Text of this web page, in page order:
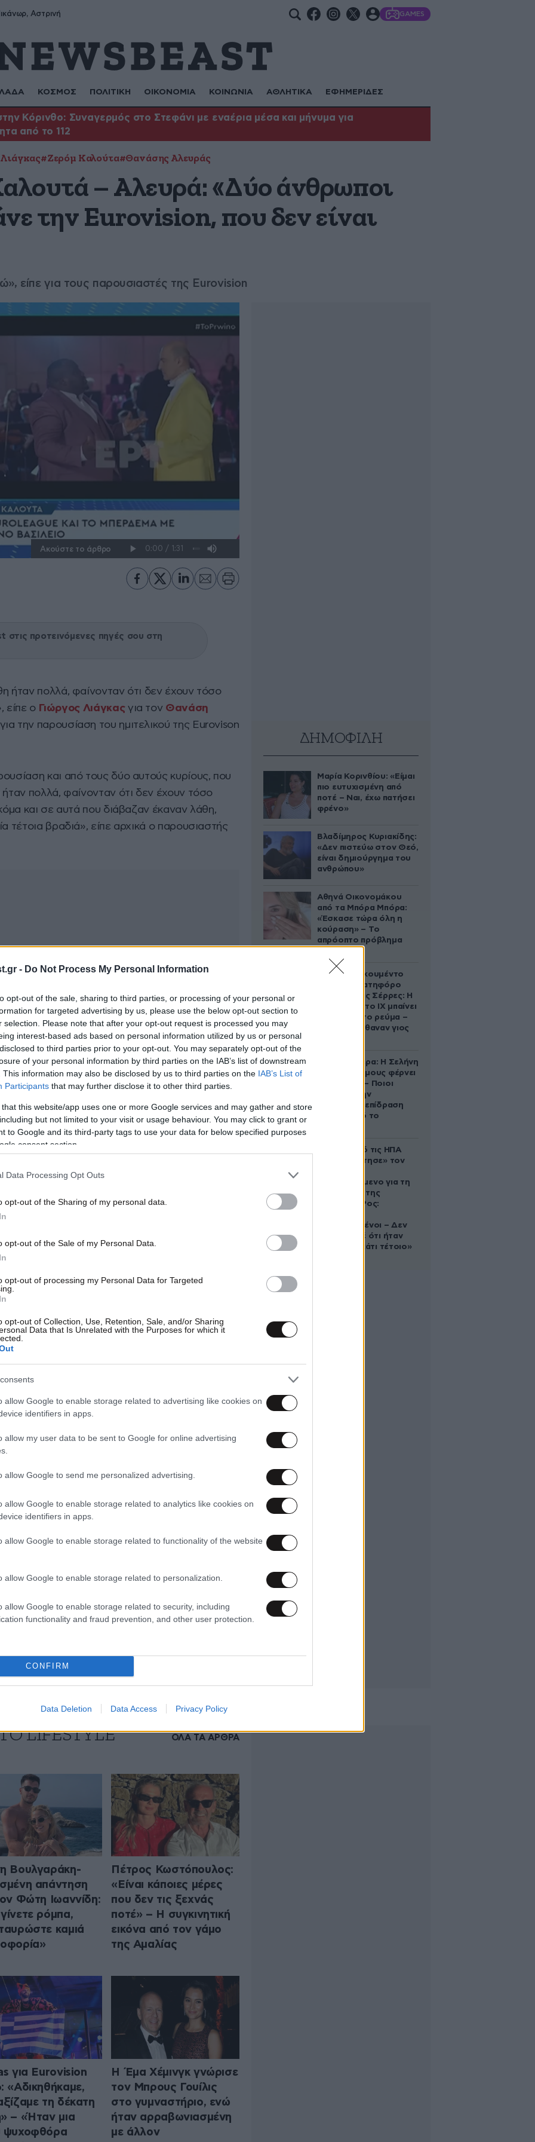
- Do Not Process My Personal Information
opt-out of the sale, sharing to third parties, or processing of your personal or
for targeted advertising by us, please use the below opt-out section to
selection. Please note that after your opt-out request is processed you may
interest-based ads based on personal information utilized by us or personal
to third parties prior to your opt-out. You may separately opt-out of the
of your personal information by third parties on the IAB’s list of downstream
This information may also be disclosed by us to third parties on the IAB’s List of
Participants that may further disclose it to other third parties.
that this website/app uses one or more Google services and may gather and store
but not limited to your visit or usage behaviour. You may click to grant or
to Google and its third-party tags to use your data for below specified purposes
consent section.
Data Processing Opt Outs
opt-out of the Sharing of my personal data.
opt-out of the Sale of my Personal Data.
opt-out of processing my Personal Data for Targeted
opt-out of Collection, Use, Retention, Sale, and/or Sharing
Data that Is Unrelated with the Purposes for which it
allow Google to enable storage related to advertising like cookies on
identifiers in apps.
allow my user data to be sent to Google for online advertising
allow Google to send me personalized advertising.
allow Google to enable storage related to analytics like cookies on
identifiers in apps.
allow Google to enable storage related to functionality of the website
allow Google to enable storage related to personalization.
allow Google to enable storage related to security, including
functionality and fraud prevention, and other user protection.
CONFIRM
Data Deletion Data Access Privacy Policy
Αστρινή GAMES
ΚΟΣΜΟΣ ΠΟΛΙΤΙΚΗ ΟΙΚΟΝΟΜΙΑ ΚΟΙΝΩΝΙΑ ΑΘΛΗΤΙΚΑ ΕΦΗΜΕΡΙΔΕΣ
Κόρινθο: Συναγερμός στο Στεφάνι με εναέρια μέσα και μήνυμα για
από το 112
#Ζερόμ Καλούτα#Θανάσης Αλευράς
– Αλευρά: «Δύο άνθρωποι
την Eurovision, που δεν είναι
είπε για τους παρουσιαστές της Eurovision
Ακούστε το άρθρο
στις προτεινόμενες πηγές σου στη
ήταν πολλά, φαίνονταν ότι δεν έχουν τόσο
είπε ο Γιώργος Λιάγκαςγια τον Θανάση
για την παρουσίαση του ημιτελικού της Eurovison
και από τους δύο αυτούς κυρίους, που
πολλά, φαίνονταν ότι δεν έχουν τόσο
και σε αυτά που διάβαζαν έκαναν λάθη,
τέτοια βραδιά», είπε αρχικά ο παρουσιαστής
το άλλο, το οποίο δεν αντιλαμβάνονταν.
κάποιον που θα γνωρίζει την Eurovision,
ή αν πάρουν κάποιο καινούργιο, να
πάντα να μην κάνουν άκομψο και ηλίθιο
με τη Euroleague; Μετά άλλη χώρα έλεγε ο
να πας εκεί και να μην ξέρεις τι είναι το Big
τη Eurovision, που δεν είναι διαβασμένοι»,
συγχωρώ και το κακό χιούμορ και το λάθος
το συγχωρώ. Ήταν αδιάβαστοι. Πήραν μία
δεν το γνωρίζω. Θέλουμε από αυτούς
Αν τώρα είναι γνώστες και φίλοι της
έκαναν τα λάθη, πάγωνα, ανατρίχιαζα».
ΔΗΜΟΦΙΛΗ
Μαρία Κορινθίου: «Είμαι
πιο ευτυχισμένη από
ποτέ – Ναι, έχω πατήσει
φρένο»
Βλαδίμηρος Κυριακίδης:
«Δεν πιστεύω στον Θεό,
είναι δημιούργημα του
ανθρώπου»
Αθηνά Οικονομάκου
από τα Μπόρα Μπόρα:
«Έσκασε τώρα όλη η
κούραση» – Το
απρόοπτο πρόβλημα
Βίντεο-ντοκουμέντο
από το θανατηφόρο
τροχαίο στις Σέρρες: Η
στιγμή που το ΙΧ μπαίνει
στο αντίθετο ρεύμα –
Ακαριαία πέθαναν γιος
Ζώδια σήμερα: Η Σελήνη
στους Διδύμους φέρνει
ανατροπές – Ποιοι
δέχονται την
ευεργετική επίδραση
του Δία από το
Ζευγάρι από τις ΗΠΑ
που «υιοθέτησε» τον
κατηγορούμενο για τη
δολοφονία της
Ελίζαμπεθ Ρος:
συντετριμμένοι – Δεν
έδειξε ποτέ ότι ήταν
ικανός για κάτι τέτοιο»
LIFESTYLE ΟΛΑ ΤΑ ΑΡΘΡΑ
Βουλγαράκη-
απάντηση
Φώτη Ιωαννίδη:
ρόμπα,
καμιά
Πέτρος Κωστόπουλος:
«Είναι κάποιες μέρες
που δεν τις ξεχνάς
ποτέ» – Η συγκινητική
εικόνα από τον γάμο
της Αμαλίας
για Eurovision
«Aδικηθήκαμε,
τη δέκατη
– «Ήταν μια
ψυχοφθόρα
Η Έμα Χέμινγκ γνώρισε
τον Μπρους Γουίλις
στο γυμναστήριο, ενώ
ήταν αρραβωνιασμένη
με άλλον